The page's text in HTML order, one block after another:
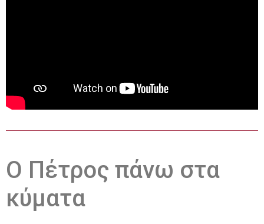
Ο Πέτρος πάνω στα
κύματα